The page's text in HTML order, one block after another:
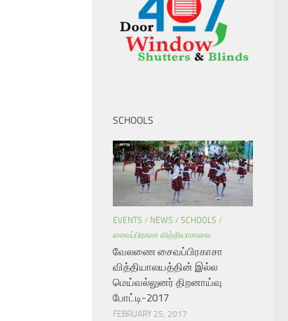
SCHOOLS
EVENTS / NEWS / SCHOOLS /
சைவப்பிரகாச வித்தியாசாலை
வேலணை சைவப்பிரகாசா
வித்தியாலயத்தின் இல்ல
மெய்வல்லுனர் திறனாய்வு
போட்டி-2017
FEBRUARY 25, 2017